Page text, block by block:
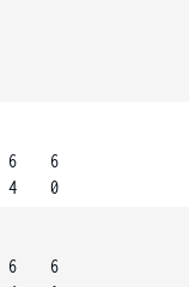
6
4
6
0
6
6